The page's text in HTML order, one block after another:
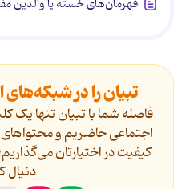
قهرمان‌های خسته یا والدین
تبیان را در
فاصله شما با تبیان تنها
اجتماعی حاضریم و محتواهای
کیفیت در اختیارتان
دنیال